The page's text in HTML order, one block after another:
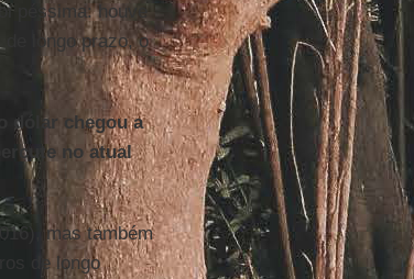
péssima: houve
de longo prazo, o
dólar chegou a
no atual
mas também
de longo